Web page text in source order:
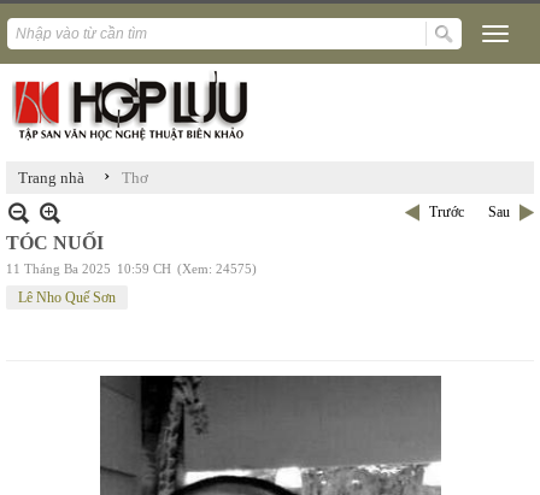
Trang nhà › Thơ
Trước Sau
TÓC NUỐI
11 Tháng Ba 2025 10:59 CH (Xem: 24575)
Lê Nho Quế Sơn